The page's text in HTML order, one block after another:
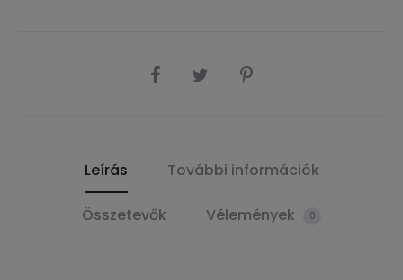
SHARE
Leírás További információk
Összetevők Vélemények 0